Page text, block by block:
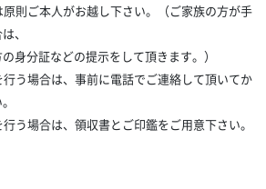
則ご本人がお越し下さい。（ご家族の方が手
、
身分証などの提示をして頂きます。）
う場合は、事前に電話でご連絡して頂いてか
う場合は、領収書とご印鑑をご用意下さい。